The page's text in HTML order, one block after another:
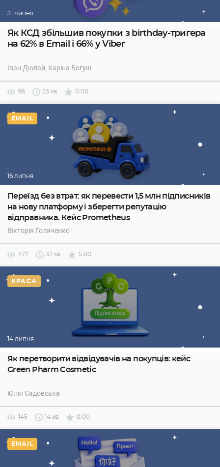
31 липня
Як КСД збільшив покупки з birthday-тригера
на 62% в Email і 66% у Viber
Іван Дюлай, Каріна Богуш
95 23 хв 0.00
EMAIL
16 липня
Переїзд без втрат: як перевести 1,5 млн підписників
на нову платформу і зберегти репутацію
відправника. Кейс Prometheus
Вікторія Голяченко
477 37 хв 5.00
КРАСА
14 липня
Як перетворити відвідувачів на покупців: кейс
Green Pharm Cosmetic
Юлія Садовська
145 14 хв 0.00
EMAIL